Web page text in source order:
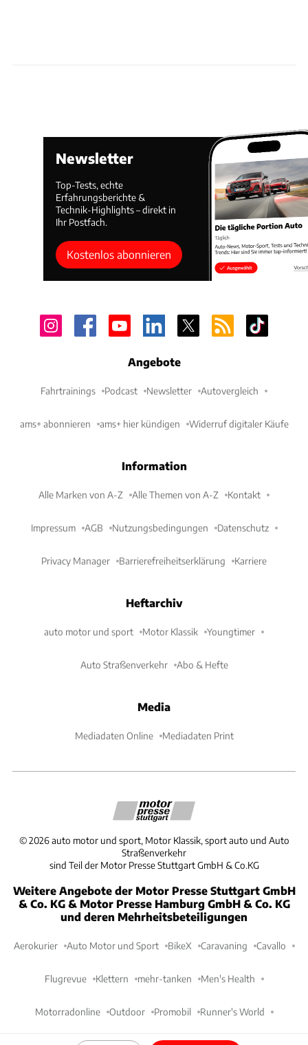
Newsletter
Top-Tests, echte
Erfahrungsberichte &
Technik-Highlights – direkt in
Ihr Postfach.
Kostenlos abonnieren
Angebote
Fahrtrainings Podcast Newsletter Autovergleich
ams+ abonnieren ams+ hier kündigen Widerruf digitaler Käufe
Information
Alle Marken von A-Z Alle Themen von A-Z Kontakt
Impressum AGB Nutzungsbedingungen Datenschutz
Privacy Manager Barrierefreiheitserklärung Karriere
Heftarchiv
auto motor und sport Motor Klassik Youngtimer
Auto Straßenverkehr Abo & Hefte
Media
Mediadaten Online Mediadaten Print
©2026 auto motor und sport, Motor Klassik, sport auto und Auto
Straßenverkehr
sind Teil der Motor Presse Stuttgart GmbH & Co.KG
Weitere Angebote der Motor Presse Stuttgart GmbH
& Co. KG & Motor Presse Hamburg GmbH & Co. KG
und deren Mehrheitsbeteiligungen
Aerokurier Auto Motor und Sport BikeX Caravaning Cavallo
Flugrevue Klettern mehr-tanken Men's Health
Motorradonline Outdoor Promobil Runner's World